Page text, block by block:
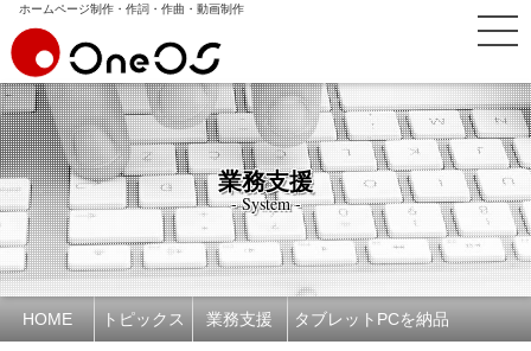
ホームページ制作・作詞・作曲・動画制作
業務支援
- System -
HOME トピックス 業務支援 タブレットPCを納品